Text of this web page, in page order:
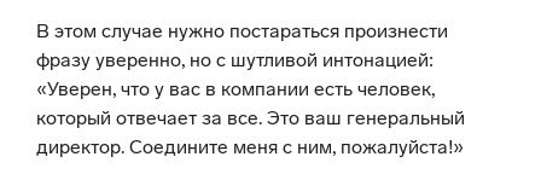
В этом случае нужно постараться произнести
фразу уверенно, но с шутливой интонацией:
«Уверен, что у вас в компании есть человек,
который отвечает за все. Это ваш генеральный
директор. Соедините меня с ним, пожалуйста!»